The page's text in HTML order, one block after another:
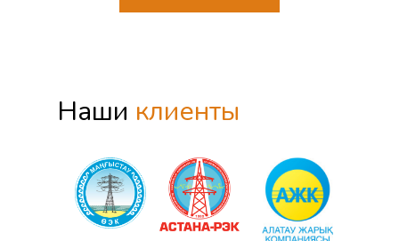
Наши клиенты